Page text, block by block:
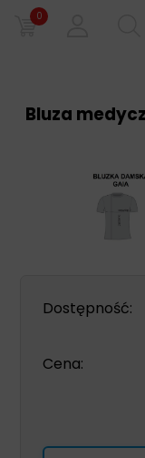
0
Bluza
Dostępność:
Cena: